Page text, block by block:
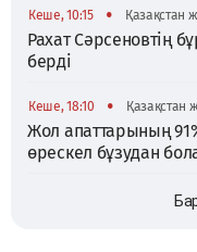
Кеше, 10:15 • Қазақстан
Рахат Сәрсеновтің
берді
Кеше, 18:10 • Қазақстан
Жол апаттарының
өрескел бұзудан